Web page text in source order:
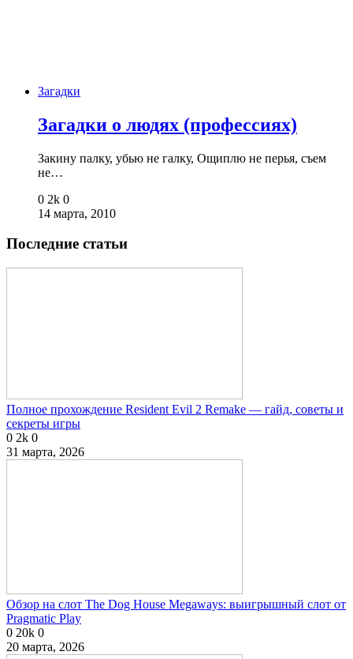
Загадки
Загадки о людях (профессиях)
Закину палку, убью не галку, Ощиплю не перья, съем
не…
0 2k 0
14 марта, 2010
Последние статьи
Полное прохождение Resident Evil 2 Remake — гайд, советы и
секреты игры
0 2k 0
31 марта, 2026
Обзор на слот The Dog House Megaways: выигрышный слот от
Pragmatic Play
0 20k 0
20 марта, 2026